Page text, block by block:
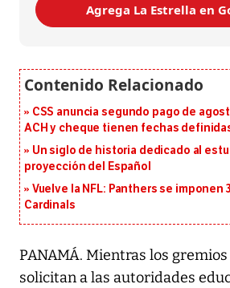
Agrega La Estrella en
CSS anuncia segundo pago de
ACH y cheque tienen fechas
Un siglo de historia dedicado al
proyección del Español
Vuelve la NFL: Panthers se imponen
Cardinals
PANAMÁ. Mientras los
solicitan a las autoridades